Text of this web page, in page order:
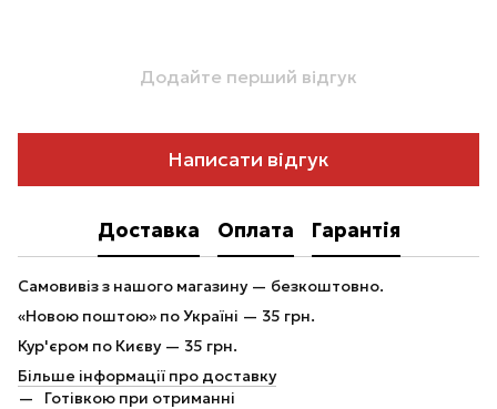
Додайте перший відгук
Написати відгук
Доставка Оплата Гарантія
Самовивіз з нашого магазину — безкоштовно.
«Новою поштою» по Україні — 35 грн.
Кур'єром по Києву — 35 грн.
Більше інформації про доставку
Готівкою при отриманні